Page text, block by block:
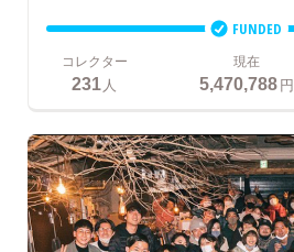
FUNDED
コレクター
231人
現在
5,470,788円